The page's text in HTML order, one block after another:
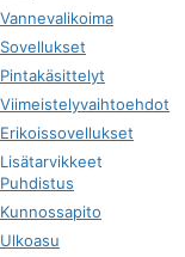
Vannevalikoima
Sovellukset
Pintakäsittelyt
Viimeistelyvaihtoehdot
Erikoissovellukset
Lisätarvikkeet
Puhdistus
Kunnossapito
Ulkoasu